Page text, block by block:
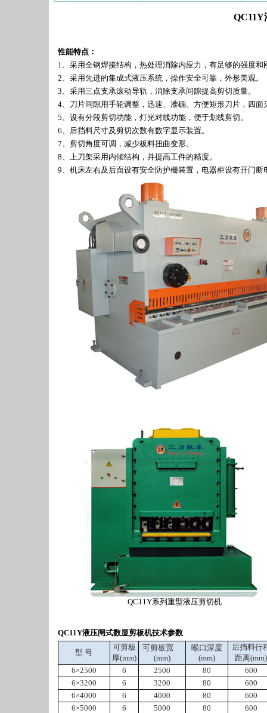
QC11Y
性能特点：
1、采用全钢焊接结构，热处理消除内应力，有足够的强度和
2、采用先进的集成式液压系统，操作安全可靠，外形美观。
3、采用三点支承滚动导轨，消除支承间隙提高剪切质量。
4、刀片间隙用手轮调整，迅速、准确、方便矩形刀片，四
5、设有分段剪切功能，灯光对线功能，便于划线剪切。
6、后挡料尺寸及剪切次数有数字显示装置。
7、剪切角度可调，减少板料扭曲变形。
8、上刀架采用内倾结构，并提高工件的精度。
9、机床左右及后面设有安全防护栅装置，电器柜设有开门
QC11Y系列重型液压剪切机
QC11Y液压闸式数显剪板机技术参数
型 号
可剪板
厚(mm)
可剪板宽
(mm)
喉口深度
(mm)
后挡料行
距离(mm)
6×2500
6 2500 80
600
6×3200
6 3200 80
600
6×4000
6 4000 80
600
6×5000
6 5000 80
600